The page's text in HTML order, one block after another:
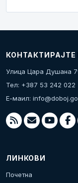
КОНТАКТИРАЈТЕ
Улица Цара Душана
Тел: +387 53 242 022
Е-маил:
ЛИНКОВИ
Почетна